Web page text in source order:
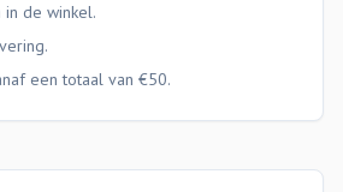
in de winkel.
.
een totaal van €50.